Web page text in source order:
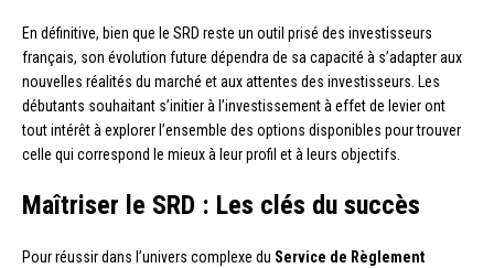
En définitive, bien que le SRD reste un outil prisé des investisseurs
français, son évolution future dépendra de sa capacité à s’adapter aux
nouvelles réalités du marché et aux attentes des investisseurs. Les
débutants souhaitant s’initier à l’investissement à effet de levier ont
tout intérêt à explorer l’ensemble des options disponibles pour trouver
celle qui correspond le mieux à leur profil et à leurs objectifs.
Maîtriser le SRD : Les clés du succès
Pour réussir dans l’univers complexe du Service de Règlement